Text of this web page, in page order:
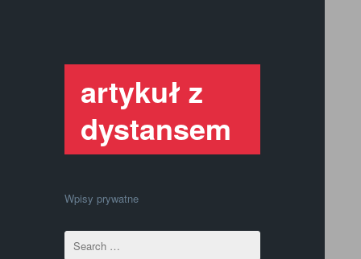
artykuł z
dystansem
Wpisy prywatne